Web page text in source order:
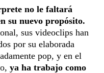
no le faltará
su nuevo propósito.
sus videoclips han
por su elaborada
pop, y en el
ya ha trabajo como